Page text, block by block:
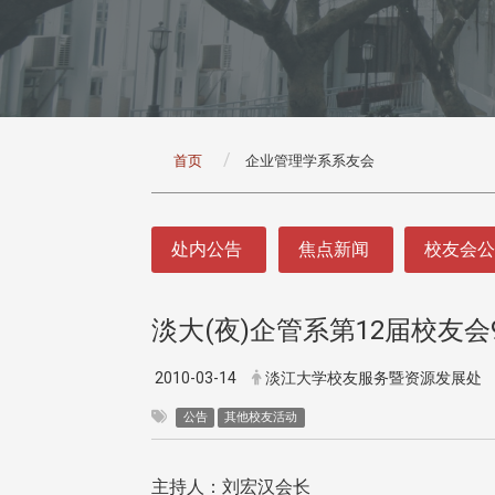
首页 企业管理学系系友会
处内公告 焦点新闻 校友会
淡大(夜)企管系第12届校友
2010-03-14 淡江大学校友服务暨资源发展处
公告 其他校友活动
主持人：刘宏汉会长